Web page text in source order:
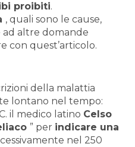
proibiti.
, quali sono le cause,
ad altre domande
con quest’articolo.
della malattia
lontano nel tempo:
il medico latino Celso
” per indicare una
nel 250